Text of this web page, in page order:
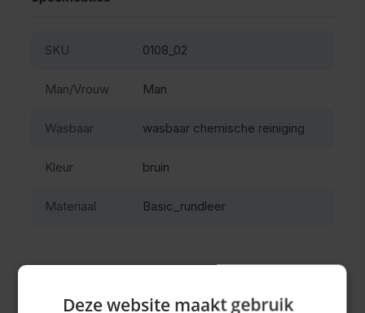
dragen
wordt en zich aanpast aan je lichaam. De verstelbare
ook tijdens langere feestdagen. De praktische zakken
Waarom kiezen voor deze
SKU 0108_02
Man/Vrouw Man
Wasbaar wasbaar chemische reiniging
Kleur bruin
Materiaal Basic_rundleer
Deze website maakt gebruik